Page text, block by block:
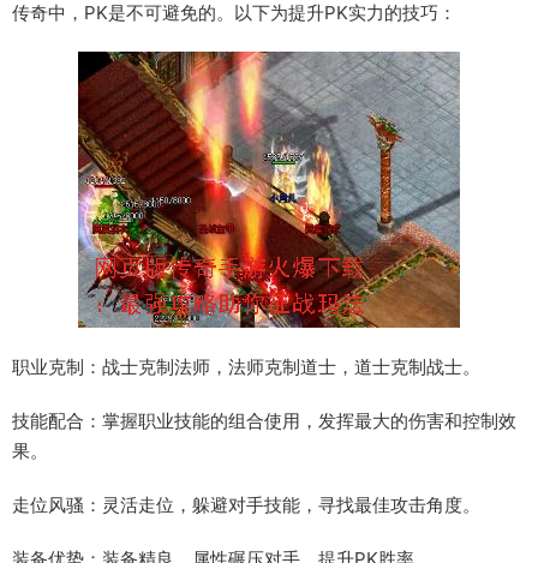
传奇中，PK是不可避免的。以下为提升PK实力的技巧：
职业克制：战士克制法师，法师克制道士，道士克制战士。
技能配合：掌握职业技能的组合使用，发挥最大的伤害和控制效
果。
走位风骚：灵活走位，躲避对手技能，寻找最佳攻击角度。